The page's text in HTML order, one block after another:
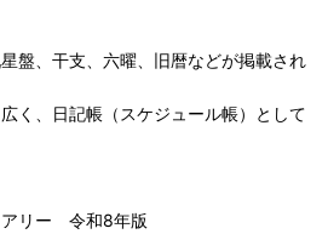
盤、干支、六曜、旧暦などが掲載され
く、日記帳（スケジュール帳）として
アリー 令和8年版